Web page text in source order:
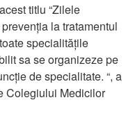
titlu “Zilele
la tratamentul
specialitățile
sa se organizeze pe
de specialitate. “, a
Colegiului Medicilor